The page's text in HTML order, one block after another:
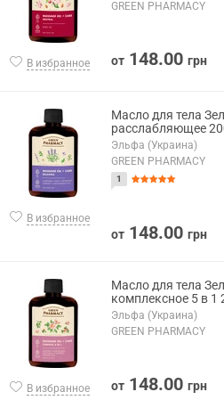
В избранное
GREEN PHARMACY
от 148.00 грн
В избранное
Масло для тела
расслабляющее
Эльфа (Украина)
GREEN PHARMACY
1
от 148.00 грн
В избранное
Масло для тела
комплексное 5 в 1
Эльфа (Украина)
GREEN PHARMACY
от 148.00 грн